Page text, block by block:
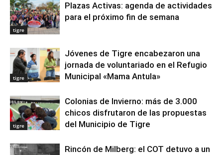
tigre
Plazas Activas: agenda de actividades
para el próximo fin de semana
tigre
Jóvenes de Tigre encabezaron una
jornada de voluntariado en el Refugio
Municipal «Mama Antula»
tigre
Colonias de Invierno: más de 3.000
chicos disfrutaron de las propuestas
del Municipio de Tigre
Rincón de Milberg: el COT detuvo a un